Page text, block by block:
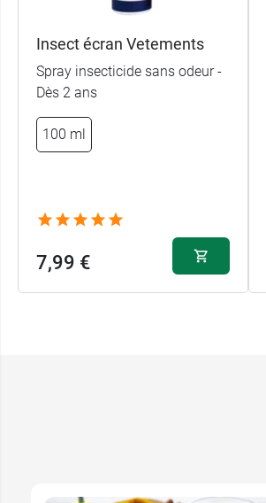
Insect écran Vetements
Spray insecticide sans odeur -
Dès 2 ans
100 ml
7,99 €